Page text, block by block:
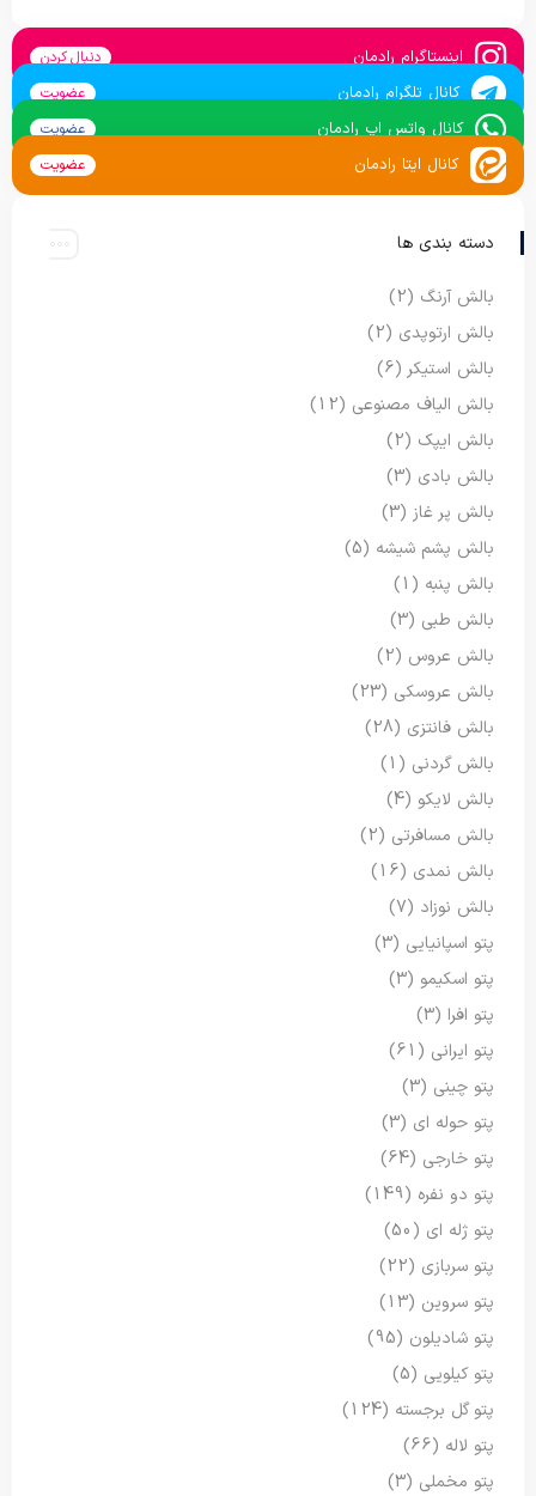
اینستاگرام رادمان دنبال کردن
کانال تلگرام رادمان عضویت
کانال واتس اپ رادمان عضویت
کانال ایتا رادمان عضویت
دسته بندی ها
بالش آرنگ (2)
بالش ارتوپدی (2)
بالش استیکر (6)
بالش الیاف مصنوعی (12)
بالش ایپک (2)
بالش بادی (3)
بالش پر غاز (3)
بالش پشم شیشه (5)
بالش پنبه (1)
بالش طبی (3)
بالش عروس (2)
بالش عروسکی (23)
بالش فانتزی (28)
بالش گردنی (1)
بالش لایکو (4)
بالش مسافرتی (2)
بالش نمدی (16)
بالش نوزاد (7)
پتو اسپانیایی (3)
پتو اسکیمو (3)
پتو افرا (3)
پتو ایرانی (61)
پتو چینی (3)
پتو حوله ای (3)
پتو خارجی (64)
پتو دو نفره (149)
پتو ژله ای (50)
پتو سربازی (22)
پتو سروین (13)
پتو شادیلون (95)
پتو کیلویی (5)
پتو گل برجسته (124)
پتو لاله (66)
پتو مخملی (3)